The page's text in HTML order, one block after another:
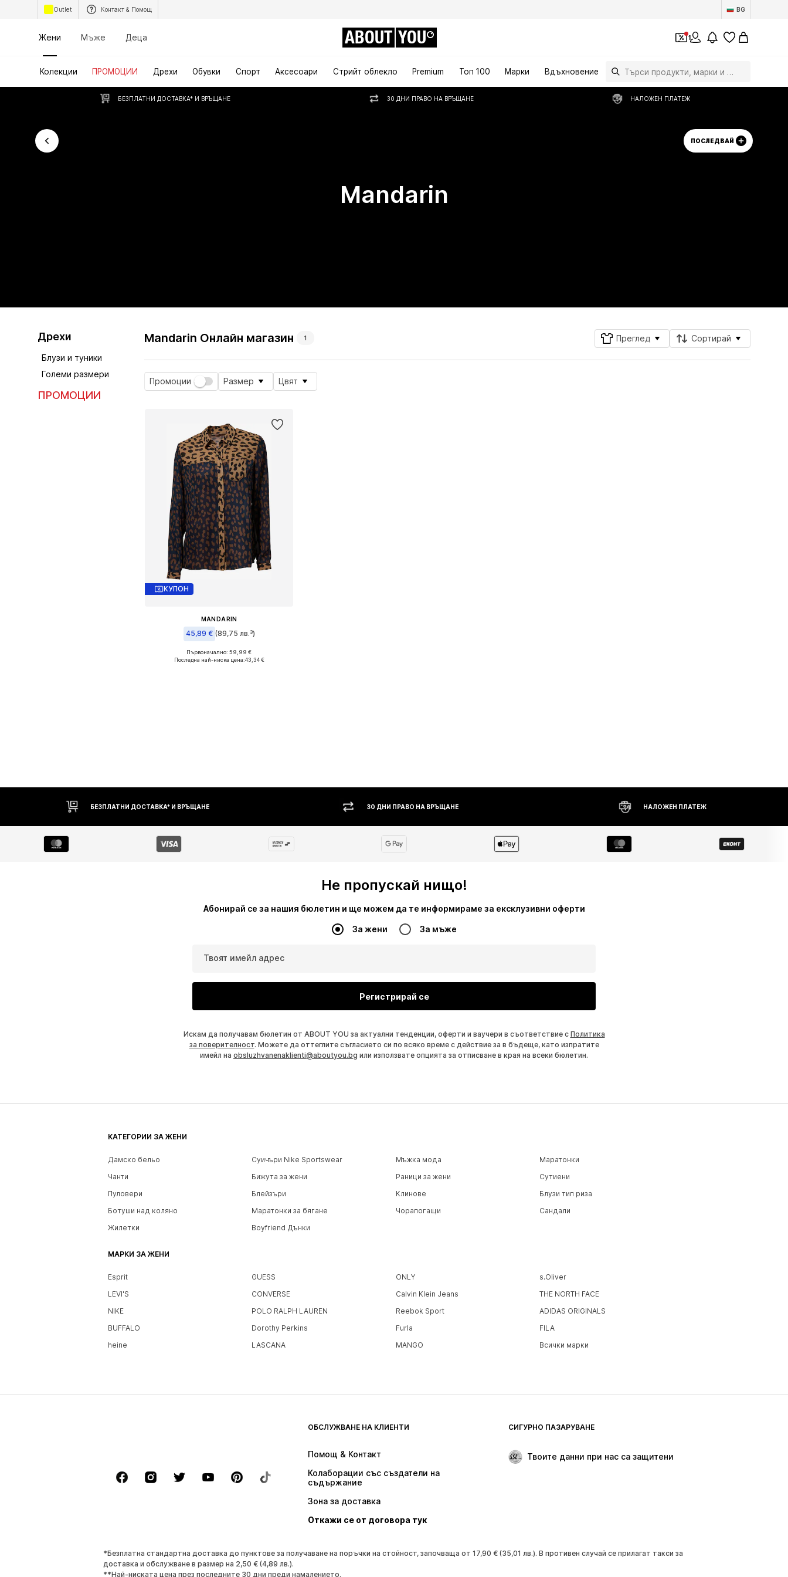
Outlet Контакт & Помощ BG
Жени Мъже Деца ABOUT YOU 1
Колекции ПРОМОЦИИ Дрехи Обувки Спорт Аксесоари Стрийт облекло Premium Топ 100 Марки Вдъхновение
БЕЗПЛАТНИ ДОСТАВКА* И ВРЪЩАНЕ 30 ДНИ ПРАВО НА ВРЪЩАНЕ НАЛОЖЕН ПЛАТЕЖ
ПОСЛЕДВАЙ
Mandarin
Дрехи
Блузи и туники
Големи размери
ПРОМОЦИИ
Mandarin Онлайн магазин 1 Преглед Сортирай
Промоции Размер Цвят
КУПОН
MANDARIN
45,89 € (89,75 лв.³)
Предлага се в много размери
Първоначално: 59,99 €
Последна най-ниска цена:43,34 €
БЕЗПЛАТНИ ДОСТАВКА* И ВРЪЩАНЕ 30 ДНИ ПРАВО НА ВРЪЩАНЕ НАЛОЖЕН ПЛАТЕЖ
Не пропускай нищо!
Абонирай се за нашия бюлетин и ще можем да те информираме за ексклузивни оферти
За жени За мъже
Твоят имейл адрес
Регистрирай се
Искам да получавам бюлетин от ABOUT YOU за актуални тенденции, оферти и ваучери в съответствие с Политика
за поверителност. Можете да оттеглите съгласието си по всяко време с действие за в бъдеще, като изпратите
имейл на obsluzhvanenaklienti@aboutyou.bg или използвате опцията за отписване в края на всеки бюлетин.
КАТЕГОРИИ ЗА ЖЕНИ
Дамско бельо Суичъри Nike Sportswear Мъжка мода
Маратонки
Чанти
Бижута за жени Раници за жени
Сутиени
Пуловери
Блейзъри Клинове
Блузи тип риза
Ботуши над коляно
Маратонки за бягане Чорапогащи
Сандали
Жилетки
Boyfriend Дънки
МАРКИ ЗА ЖЕНИ
Esprit GUESS ONLY
s.Oliver
LEVI'S
CONVERSE Calvin Klein Jeans
THE NORTH FACE
NIKE
POLO RALPH LAUREN Reebok Sport
ADIDAS ORIGINALS
BUFFALO
Dorothy Perkins Furla
FILA
heine
LASCANA MANGO Всички марки
ОБСЛУЖВАНЕ НА КЛИЕНТИ
Помощ & Контакт
Колаборации със създатели на
съдържание
Зона за доставка
Откажи се от договора тук
СИГУРНО ПАЗАРУВАНЕ
Твоите данни при нас са защитени
*Безплатна стандартна доставка до пунктове за получаване на поръчки на стойност, започваща от 17,90 € (35,01 лв.). В противен случай се прилагат такси за
доставка и обслужване в размер на 2,50 € (4,89 лв.).
**Най-ниската цена през последните 30 дни преди намалението.